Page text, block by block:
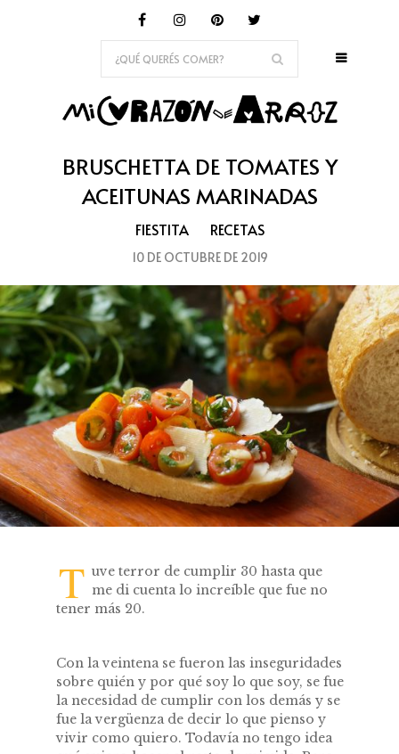
BRUSCHETTA DE TOMATES Y
ACEITUNAS MARINADAS
FIESTITA RECETAS
10 DE OCTUBRE DE 2019
T uve terror de cumplir 30 hasta que
me di cuenta lo increíble que fue no
tener más 20.
Con la veintena se fueron las inseguridades
sobre quién y por qué soy lo que soy, se fue
la necesidad de cumplir con los demás y se
fue la vergüenza de decir lo que pienso y
vivir como quiero. Todavía no tengo idea